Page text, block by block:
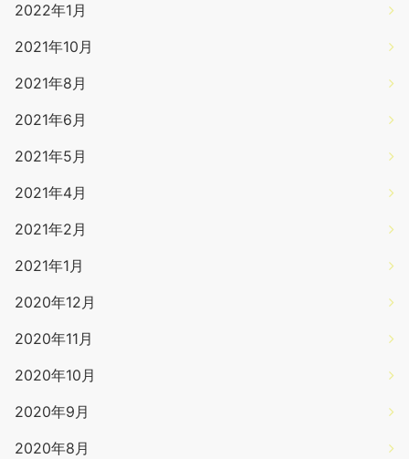
2022年1月
2021年10月
2021年8月
2021年6月
2021年5月
2021年4月
2021年2月
2021年1月
2020年12月
2020年11月
2020年10月
2020年9月
2020年8月